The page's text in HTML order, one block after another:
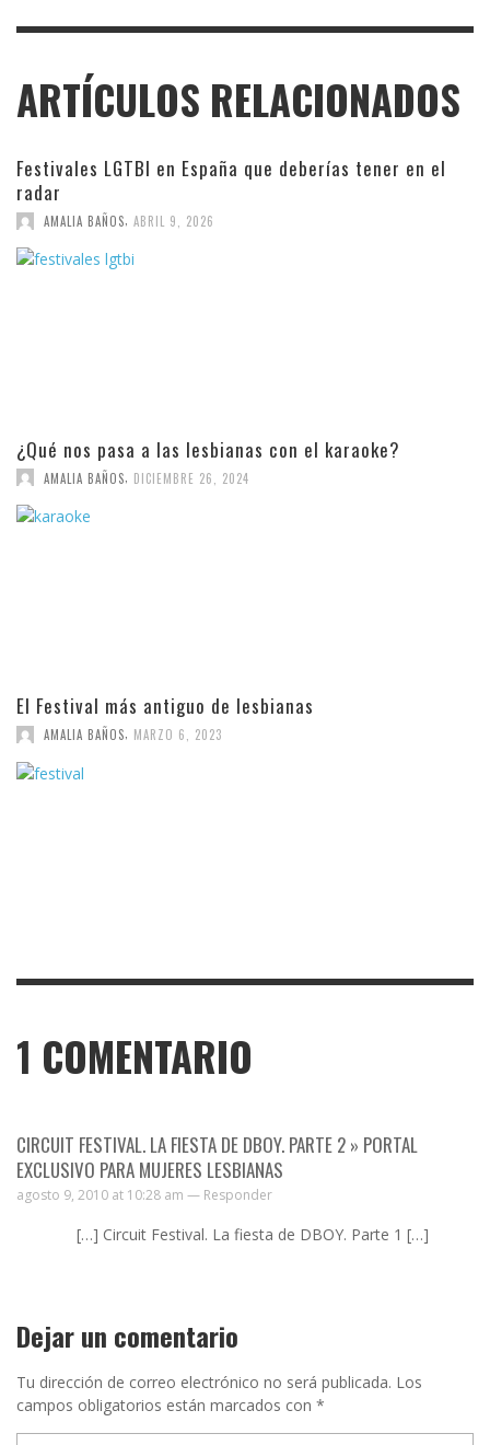
ARTÍCULOS RELACIONADOS
Festivales LGTBI en España que deberías tener en el
radar
AMALIA BAÑOS ABRIL 9, 2026
¿Qué nos pasa a las lesbianas con el karaoke?
AMALIA BAÑOS DICIEMBRE 26, 2024
El Festival más antiguo de lesbianas
AMALIA BAÑOS, MARZO 6, 2023
1 COMENTARIO
CIRCUIT FESTIVAL. LA FIESTA DE DBOY. PARTE 2 » PORTAL
EXCLUSIVO PARA MUJERES LESBIANAS
agosto 9, 2010 at 10:28 am — Responder
[…] Circuit Festival. La fiesta de DBOY. Parte 1 […]
Dejar un comentario
Tu dirección de correo electrónico no será publicada. Los
campos obligatorios están marcados con *